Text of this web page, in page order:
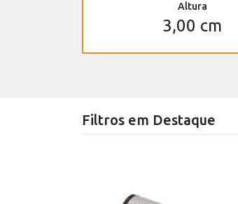
Altura
3,00 cm
Filtros em Destaque